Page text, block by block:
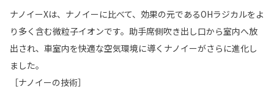
ナノイーXは、ナノイーに比べて、効果の元であるOHラジカルをよ
り多く含む微粒子イオンです。助手席側吹き出し口から室内へ放
出され、車室内を快適な空気環境に導くナノイーがさらに進化し
ました。
［ナノイーの技術］